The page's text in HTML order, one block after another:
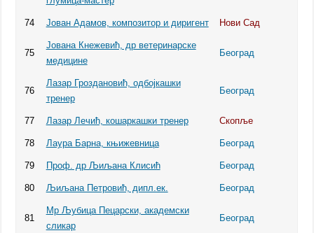
74 Јован Адамов, композитор и диригент Нови Сад
75
Јована Кнежевић, др ветеринарске
медицине
Београд
76
Лазар Гроздановић, одбојкашки
тренер
Београд
77 Лазар Лечић, кошаркашки тренер Скопље
78 Лаура Барна, књижевница Београд
79 Проф. др Љиљана Клисић Београд
80 Љиљана Петровић, дипл.ек. Београд
81
Мр Љубица Пецарски, академски
сликар
Београд